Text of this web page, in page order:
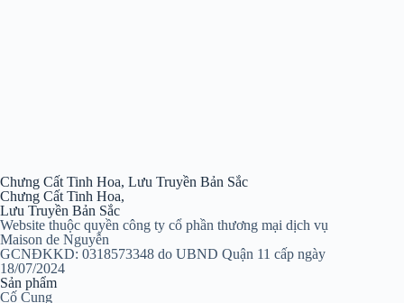
Chưng Cất Tinh Hoa, Lưu Truyền Bản Sắc
Chưng Cất Tinh Hoa,
Lưu Truyền Bản Sắc
Website thuộc quyền công ty cổ phần thương mại dịch vụ
Maison de Nguyễn
GCNĐKKD: 0318573348 do UBND Quận 11 cấp ngày
18/07/2024
Sản phẩm
Cố Cung